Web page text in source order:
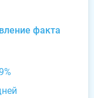
факта